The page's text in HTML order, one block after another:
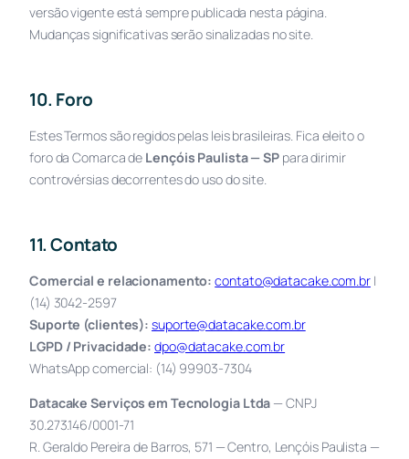
versão vigente está sempre publicada nesta página.
Mudanças significativas serão sinalizadas no site.
10. Foro
Estes Termos são regidos pelas leis brasileiras. Fica eleito o
foro da Comarca de Lençóis Paulista — SP para dirimir
controvérsias decorrentes do uso do site.
11. Contato
Comercial e relacionamento: contato@datacake.com.br|
(14) 3042-2597
Suporte (clientes): suporte@datacake.com.br
LGPD / Privacidade: dpo@datacake.com.br
WhatsApp comercial: (14) 99903-7304
Datacake Serviços em Tecnologia Ltda — CNPJ
30.273.146/0001-71
R. Geraldo Pereira de Barros, 571 — Centro, Lençóis Paulista —